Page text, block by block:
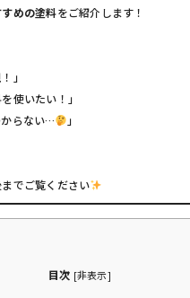
めの塗料をご紹介します！
」
使いたい！」
からない…
」
でご覧ください
目次 [非表示]